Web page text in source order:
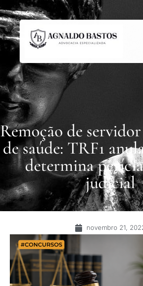
Remoção de
de saúde: TRF1
determina
judicial
novembro 21,